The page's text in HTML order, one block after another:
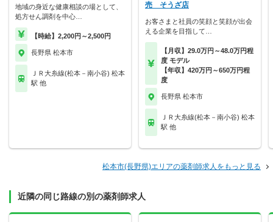
地域の身近な健康相談の場として、
処方せん調剤を中心…
【時給】2,200円～2,500円
長野県 松本市
ＪＲ大糸線(松本－南小谷) 松本
駅 他
売 そうざ店
お客さまと社員の笑顔と笑顔が出会
える企業を目指して…
【月収】29.0万円～48.0万円程
度 モデル
【年収】420万円～650万円程
度
長野県 松本市
ＪＲ大糸線(松本－南小谷) 松本
駅 他
松本市(長野県)エリアの薬剤師求人をもっと見る
近隣の同じ路線の別の薬剤師求人